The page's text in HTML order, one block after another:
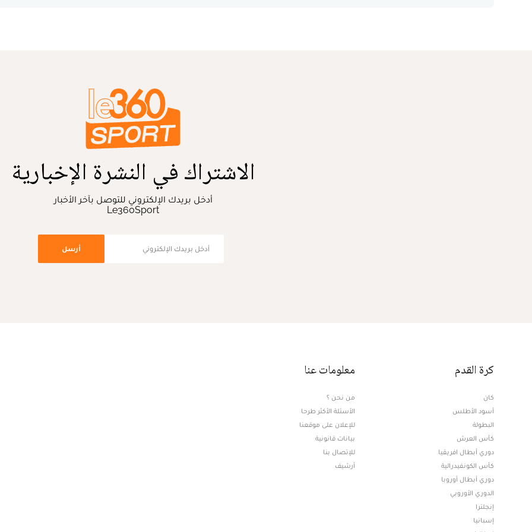
الاشتراك في النشرة الإخبارية
أدخل بريدك الإلكتروني للتوصل بآخر الأخبار
Le360Sport
أرسل
كرة القدم
كان
أسود الأطلس
البطولة
كأس العرش
دوري أبطال افريقيا
كأس الكونفيدرالية
دوري أبطال أوروبا
الدوري الأوروبي
إنجلترا
إسبانيا
معلومات عنا
من نحن ؟
الأسئلة الأكثر طرحا
للإعلان على موقعنا
بيانات قانونية
للإتصال بنا
أرشيف